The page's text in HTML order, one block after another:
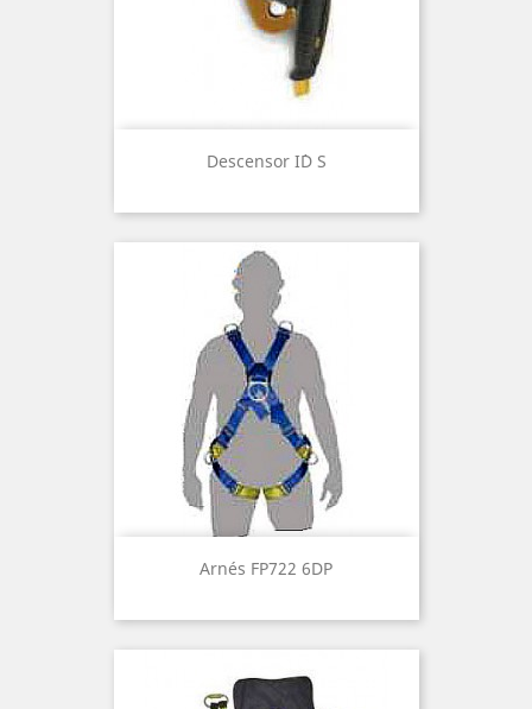
Descensor I´D S
Arnés FP722 6DP